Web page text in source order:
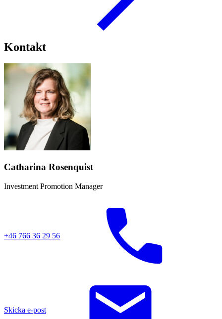
Kontakt
Catharina Rosenquist
Investment Promotion Manager
+46 766 36 29 56
Skicka e-post